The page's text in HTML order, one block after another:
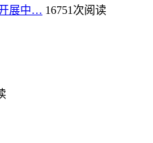
展中… 16751次阅读